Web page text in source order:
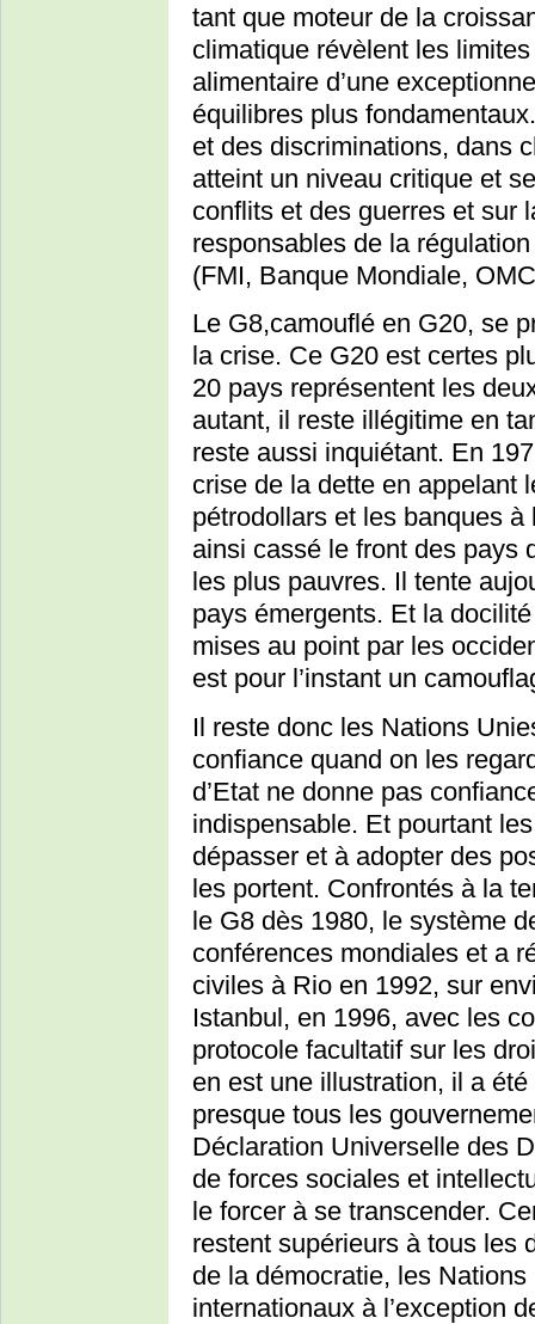
tant que moteur de la
climatique révèlent les
alimentaire d’une
équilibres plus
et des discriminations, dans
atteint un niveau critique et
conflits et des guerres et sur
responsables de la
(FMI, Banque Mondiale,
Le G8,camouflé en G20, se
la crise. Ce G20 est certes
20 pays représentent les
autant, il reste illégitime en
reste aussi inquiétant. En
crise de la dette en appelant
pétrodollars et les banques
ainsi cassé le front des pays
les plus pauvres. Il tente
pays émergents. Et la
mises au point par les
est pour l’instant un
Il reste donc les Nations
confiance quand on les
d’Etat ne donne pas
indispensable. Et pourtant
dépasser et à adopter des
les portent. Confrontés à la
le G8 dès 1980, le système
conférences mondiales et a
civiles à Rio en 1992, sur
Istanbul, en 1996, avec les
protocole facultatif sur les
en est une illustration, il a
presque tous les
Déclaration Universelle des
de forces sociales et
le forcer à se transcender.
restent supérieurs à tous les
de la démocratie, les
internationaux à l’exception